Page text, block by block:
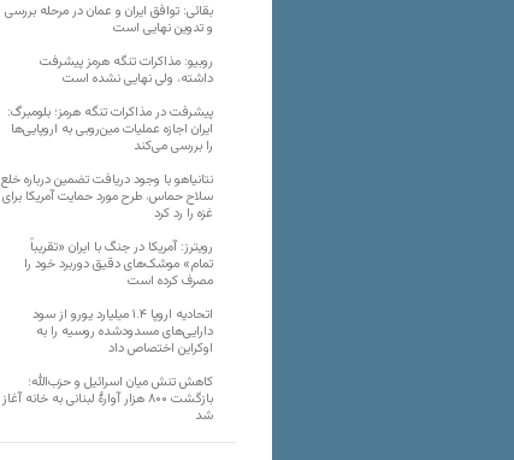
بقائی: توافق ایران و عمان در مرحله بررسی
و تدوین نهایی است
روبیو: مذاکرات تنگه هرمز پیشرفت
داشته، ولی نهایی نشده است
پیشرفت در مذاکرات تنگه هرمز؛ بلومبرگ:
ایران اجازه عملیات مین‌روبی به اروپایی‌ها
را بررسی می‌کند
نتانیاهو با وجود دریافت تضمین درباره خلع
سلاح حماس، طرح مورد حمایت آمریکا برای
غزه را رد کرد
رویترز: آمریکا در جنگ با ایران «تقریباً
تمام» موشک‌های دقیق دوربرد خود را
مصرف کرده است
اتحادیه اروپا ۱.۴ میلیارد یورو از سود
دارایی‌های مسدودشده روسیه را به
اوکراین ‏اختصاص داد
کاهش تنش میان اسرائیل و حزب‌الله؛
بازگشت ۸۰۰ هزار آوارۀ لبنانی به خانه‌ آغاز
شد